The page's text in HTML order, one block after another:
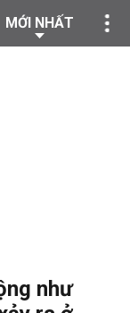
MỚI NHẤT
như